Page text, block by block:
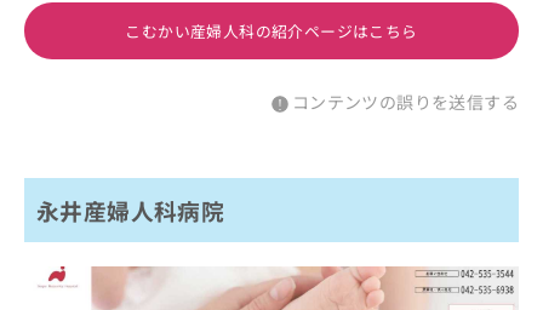
こむかい産婦人科の紹介ページはこちら
コンテンツの誤りを送信する
永井産婦人科病院